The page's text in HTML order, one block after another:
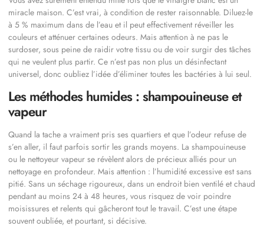
miracle maison. C’est vrai, à condition de rester raisonnable. Diluez-le
à 5 % maximum dans de l’eau et il peut effectivement réveiller les
couleurs et atténuer certaines odeurs. Mais attention à ne pas le
surdoser, sous peine de raidir votre tissu ou de voir surgir des tâches
qui ne veulent plus partir. Ce n’est pas non plus un désinfectant
universel, donc oubliez l’idée d’éliminer toutes les bactéries à lui seul.
Les méthodes humides : shampouineuse et
vapeur
Quand la tache a vraiment pris ses quartiers et que l’odeur refuse de
s’en aller, il faut parfois sortir les grands moyens. La shampouineuse
ou le nettoyeur vapeur se révèlent alors de précieux alliés pour un
nettoyage en profondeur. Mais attention : l’humidité excessive est sans
pitié. Sans un séchage rigoureux, dans un endroit bien ventilé et chaud
pendant au moins 24 à 48 heures, vous risquez de voir poindre
moisissures et relents qui gâcheront tout le travail. C’est une étape
souvent oubliée, et pourtant, si décisive.